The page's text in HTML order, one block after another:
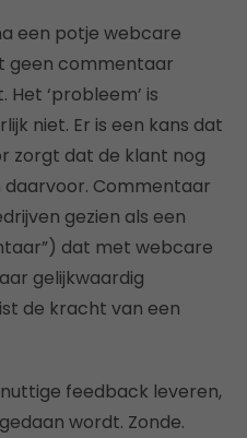
een potje webcare
geen commentaar
‘probleem’ is
niet. Er is een kans dat
zorgt dat de klant nog
Commentaar
gezien als een
dat met webcare
gelijkwaardig
de kracht van een
feedback leveren,
wordt. Zonde.